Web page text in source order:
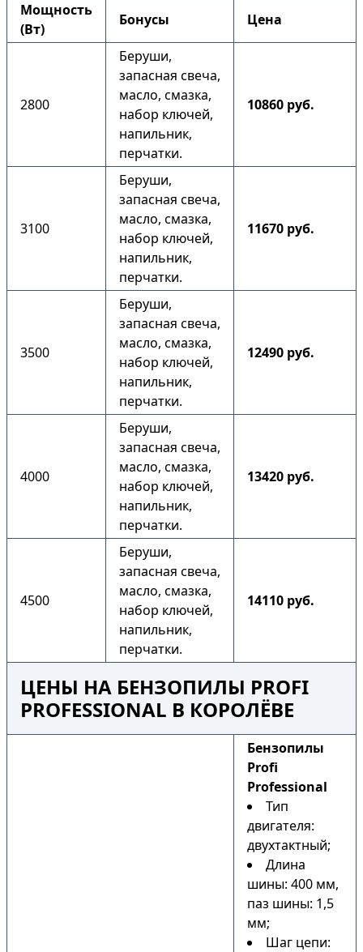
Мощность
(Вт)
Бонусы Цена
2800
Беруши,
запасная свеча,
масло, смазка,
набор ключей,
напильник,
перчатки.
10860 руб.
3100
Беруши,
запасная свеча,
масло, смазка,
набор ключей,
напильник,
перчатки.
11670 руб.
3500
Беруши,
запасная свеча,
масло, смазка,
набор ключей,
напильник,
перчатки.
12490 руб.
4000
Беруши,
запасная свеча,
масло, смазка,
набор ключей,
напильник,
перчатки.
13420 руб.
4500
Беруши,
запасная свеча,
масло, смазка,
набор ключей,
напильник,
перчатки.
14110 руб.
ЦЕНЫ НА БЕНЗОПИЛЫ PROFI
PROFESSIONAL В КОРОЛЁВЕ
Бензопилы
Profi
Professional
Тип
двигателя:
двухтактный;
Длина
шины: 400 мм,
паз шины: 1,5
мм;
Шаг цепи: